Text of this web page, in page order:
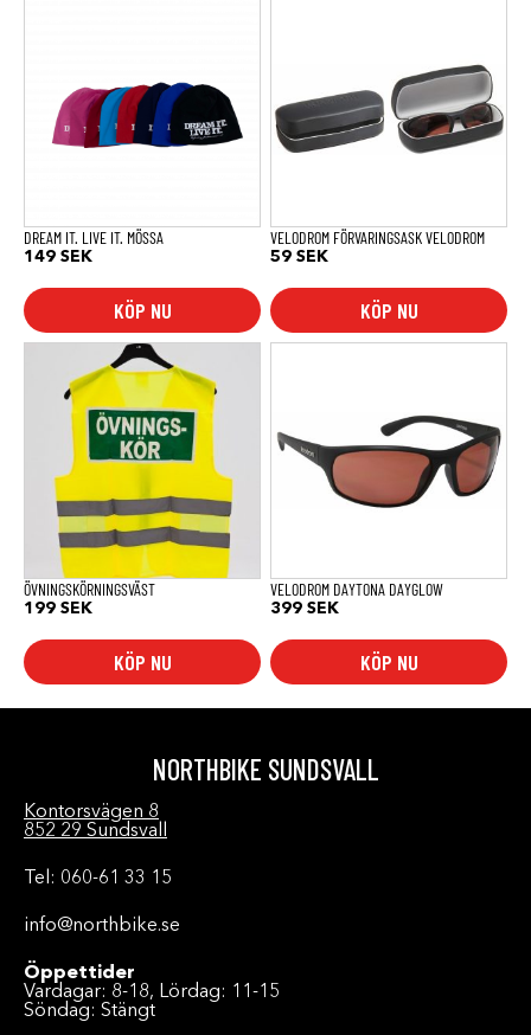
DREAM IT. LIVE IT. MÖSSA
149 SEK
KÖP NU
varianter.
olika
alternativen
produktsidan
VELODROM FÖRVARINGSASK VELODROM
59 SEK
KÖP NU
ÖVNINGSKÖRNINGSVÄST
199 SEK
KÖP NU
VELODROM DAYTONA DAYGLOW
399 SEK
KÖP NU
NORTHBIKE SUNDSVALL
Kontorsvägen 8
852 29 Sundsvall
Tel: 060-61 33 15
info@northbike.se
Öppettider
Vardagar: 8-18, Lördag: 11-15
Söndag: Stängt